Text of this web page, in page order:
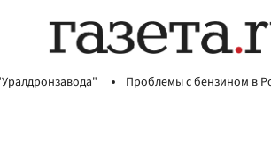
Проблемы с бензином в